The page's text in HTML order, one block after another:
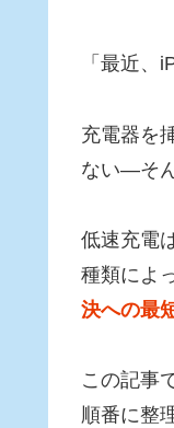
「最近、
充電器を
ない—そ
低速充電
種類によ
決への最
この記事
順番に整